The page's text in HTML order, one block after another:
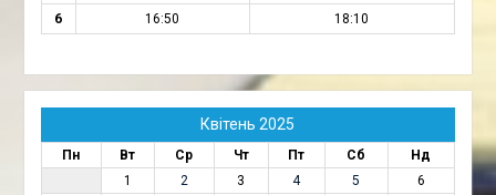
6
16:50 18:10
Квітень 2025
Пн Вт Ср Чт Пт Сб
Нд
1
2 3 4 5
6